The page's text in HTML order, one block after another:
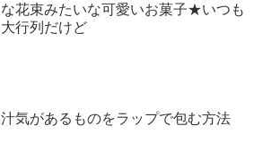
な花束みたいな可愛いお菓子★いつも
大行列だけど
汁気があるものをラップで包む方法